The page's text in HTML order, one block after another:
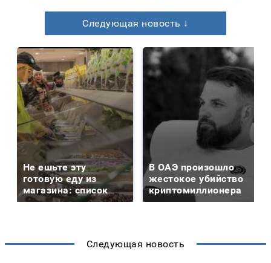
Следующая новость ↓
Не ешьте эту
готовую еду из
магазина: список
В ОАЭ произошло
жестокое убийство
криптомиллионера
Следующая новость